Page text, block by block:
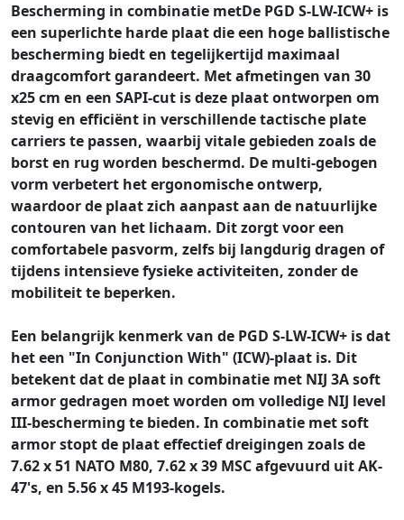
Bescherming in combinatie metDe PGD S-LW-ICW+ is
een superlichte harde plaat die een hoge ballistische
bescherming biedt en tegelijkertijd maximaal
draagcomfort garandeert. Met afmetingen van 30
x25 cm en een SAPI-cut is deze plaat ontworpen om
stevig en efficiënt in verschillende tactische plate
carriers te passen, waarbij vitale gebieden zoals de
borst en rug worden beschermd. De multi-gebogen
vorm verbetert het ergonomische ontwerp,
waardoor de plaat zich aanpast aan de natuurlijke
contouren van het lichaam. Dit zorgt voor een
comfortabele pasvorm, zelfs bij langdurig dragen of
tijdens intensieve fysieke activiteiten, zonder de
mobiliteit te beperken.
Een belangrijk kenmerk van de PGD S-LW-ICW+ is dat
het een "In Conjunction With" (ICW)-plaat is. Dit
betekent dat de plaat in combinatie met NIJ 3A soft
armor gedragen moet worden om volledige NIJ level
III-bescherming te bieden. In combinatie met soft
armor stopt de plaat effectief dreigingen zoals de
7.62 x 51 NATO M80, 7.62 x 39 MSC afgevuurd uit AK-
47's, en 5.56 x 45 M193-kogels.